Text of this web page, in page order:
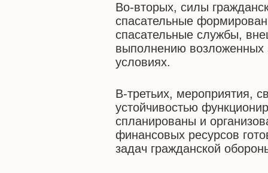
Во-вторых, силы
спасательные
спасательные службы,
выполнению возложенных
условиях.
В-третьих, мероприятия,
устойчивостью
спланированы и
финансовых ресурсов
задач гражданской